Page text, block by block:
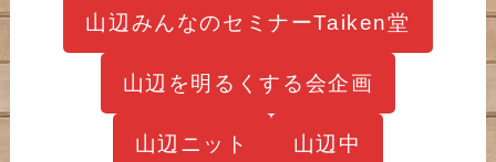
山辺みんなのセミナーTaiken堂
山辺を明るくする会企画
山辺ニット 山辺中